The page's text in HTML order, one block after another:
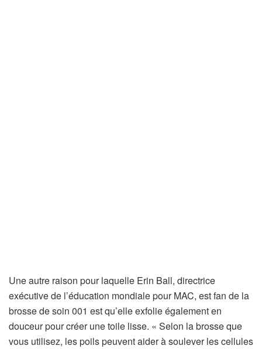
Une autre raison pour laquelle Erin Ball, directrice
exécutive de l’éducation mondiale pour MAC, est fan de la
brosse de soin 001 est qu’elle exfolie également en
douceur pour créer une toile lisse. « Selon la brosse que
vous utilisez, les poils peuvent aider à soulever les cellules